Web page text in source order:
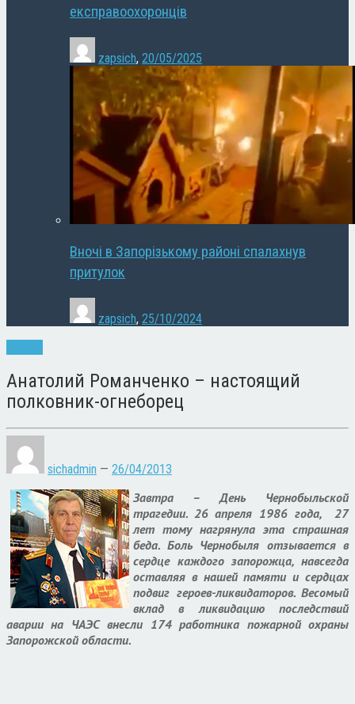
експравоохоронців
zapsich, 20/05/2025
Вночі в Запорізькому районі спалахнув
притулок
zapsich, 25/10/2024
Анатолий Романченко – настоящий
полковник-огнеборец
sichadmin — 26/04/2013
Завтра – День Чернобыльской
трагедии. 26 апреля 1986 года, 27
лет тому нагрянула эта страшная
беда. Боль Чернобыля отзывается в
сердце каждого запорожца, навсегда
оставляя в нашей памяти и сердцах
подвиг героев-ликвидаторов. Весомый
вклад в ликвидацию последствий
аварии на ЧАЭС внесли 174 работника пожарной охраны
Запорожской области.